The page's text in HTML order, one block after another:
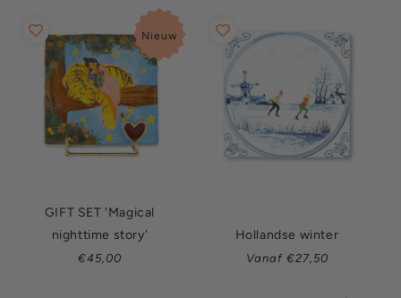
Nieuw
GIFT SET 'Magical
nighttime story'
Normale
€45,00
Hollandse winter
Normale
Vanaf €27,50